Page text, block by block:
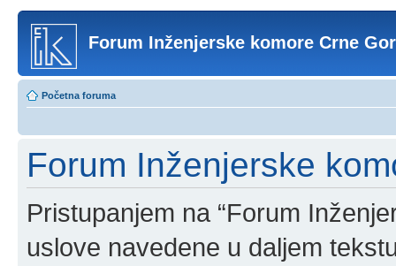
Forum Inženjerske komore Crne
Početna foruma
Forum Inženjerske
Pristupanjem na “Forum
uslove navedene u daljem